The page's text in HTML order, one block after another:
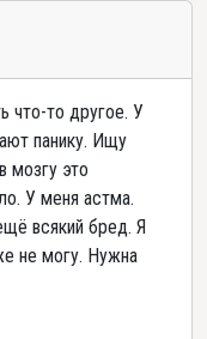
что-то другое. У
панику. Ищу
мозгу это
У меня астма.
всякий бред. Я
не могу. Нужна